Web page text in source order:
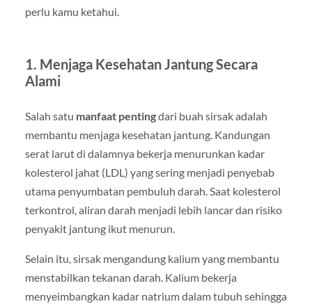
perlu kamu ketahui.
1. Menjaga Kesehatan Jantung Secara
Alami
Salah satu manfaat pentingdari buah sirsak adalah
membantu menjaga kesehatan jantung. Kandungan
serat larut di dalamnya bekerja menurunkan kadar
kolesterol jahat (LDL) yang sering menjadi penyebab
utama penyumbatan pembuluh darah. Saat kolesterol
terkontrol, aliran darah menjadi lebih lancar dan risiko
penyakit jantung ikut menurun.
Selain itu, sirsak mengandung kalium yang membantu
menstabilkan tekanan darah. Kalium bekerja
menyeimbangkan kadar natrium dalam tubuh sehingga